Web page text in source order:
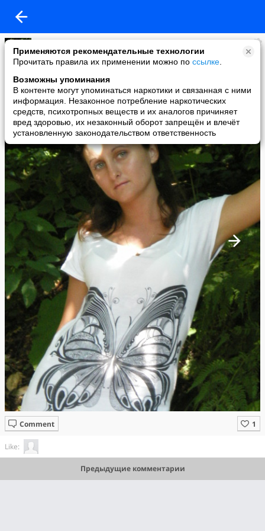
Применяются рекомендательные технологии
Прочитать правила их применении можно по ссылке
Возможны упоминания
В контенте могут упоминаться наркотики и связанная с ними
информация. Незаконное потребление наркотических
средств, психотропных веществ и их аналогов причиняет
вред здоровью, их незаконный оборот запрещён и влечёт
установленную законодательством ответственность
Марина Цулая
added a photo
03 Apr в 23:35
Comment
Like:
Предыдущие комментарии